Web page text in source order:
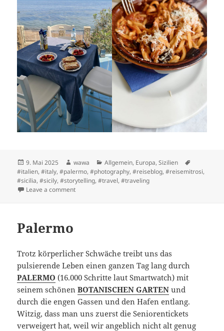
Posted
on
9. Mai 2025 Author
wawa Categories
Allgemein, Europa,Sizilien
#italien,#italy,#palermo,#photography,#reiseblog,#reisemitrosi,
#sicilia,#sicily,#storytelling,#travel,#traveling
Leave a commenton Eigentlich nah und doch so anders
Palermo
Trotz körperlicher Schwäche treibt uns das
pulsierende Leben einen ganzen Tag lang durch
PALERMO (16.000 Schritte laut Smartwatch) mit
seinem schönenBOTANISCHEN GARTEN und
durch die engen Gassen und den Hafen entlang.
Witzig, dass man uns zuerst die Seniorentickets
verweigert hat, weil wir angeblich nicht alt genug